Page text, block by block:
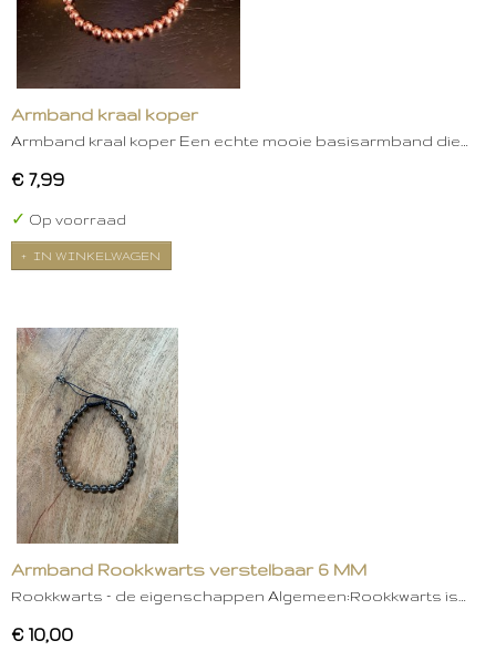
Armband kraal koper
Armband kraal koper Een echte mooie basisarmband die…
€ 7,99
✓ Op voorraad
IN WINKELWAGEN
Armband Rookkwarts verstelbaar 6 MM
Rookkwarts – de eigenschappen Algemeen:Rookkwarts is…
€ 10,00